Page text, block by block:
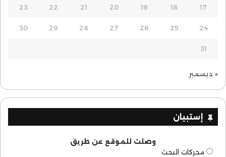
17
18
19
20
21
22
23
24
25
26
27
28
29
30
31
« ديسمبر
إستبيان
وصلت للموقع عن طريق
محركات البحث